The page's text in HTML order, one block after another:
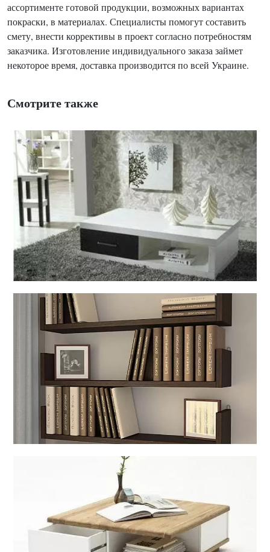
ассортименте готовой продукции, возможных вариантах
покраски, в материалах. Специалисты помогут составить
смету, внести коррективы в проект согласно потребностям
заказчика. Изготовление индивидуального заказа займет
некоторое время, доставка производится по всей Украине.
Смотрите также